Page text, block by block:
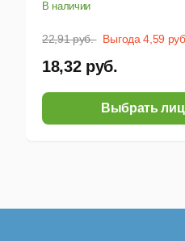
В наличии
22,91 руб. Выгода 4,59
18,32 руб.
Выбрать